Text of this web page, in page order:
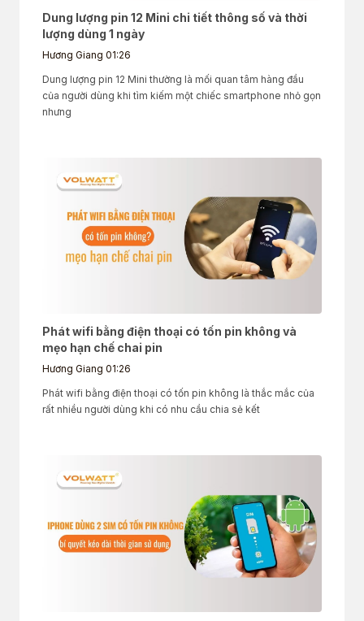
Dung lượng pin 12 Mini chi tiết thông số và thời
lượng dùng 1 ngày
Hương Giang 01:26
Dung lượng pin 12 Mini thường là mối quan tâm hàng đầu
của người dùng khi tìm kiếm một chiếc smartphone nhỏ gọn
nhưng
Phát wifi bằng điện thoại có tốn pin không và
mẹo hạn chế chai pin
Hương Giang 01:26
Phát wifi bằng điện thoại có tốn pin không là thắc mắc của
rất nhiều người dùng khi có nhu cầu chia sẻ kết